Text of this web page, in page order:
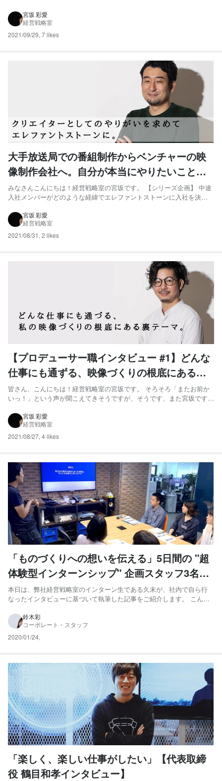
ーインタビュー #1】比嘉さんインタビューはこちら 今回は【プロデ
ューサーインタビュー #2】として、いつも元気ハツ...
宮坂 彩愛
経営戦略室
2021/09/29, 7 likes
大手放送局での番組制作からベンチャーの映
像制作会社へ。自分が本当にやりたいことが
できる環境を求めて。【ディレクター職】
みなさんこんにちは！経営戦略室の宮坂です。 【シリーズ企画】 中途
入社メンバーがどのような経緯でエレファントストーンに入社を決
一弾はこちら『経営戦略室・企画課／登 陽一朗さん』 今回は、『ディ
レクター 山口さん』です！日本放送協会NHKの番組を作る...
宮坂 彩愛
経営戦略室
2021/08/31 , 2 likes
【プロデューサー職インタビュー #1】どんな
仕事にも通ずる、映像づくりの根底にある裏
テーマ『インナーブランディング』とは。
皆さん、こんにちは！経営戦略室の宮坂です。 そろそろ「またお前か
いっ！」という声が聞こえてきそうですが、そうです、また宮坂です。
ついて意識している」という方はどのぐらいいるでしょうか？ 私たち
の”映像制作”という仕事は、お客様が果たしたい目的に対...
宮坂 彩愛
経営戦略室
2021/08/27, 4 likes
「ものづくりへの想いを伝える」5日間の "超
体験型インターンシップ" 企画スタッフ3名に
インタビュー！
本日は、弊社経営戦略室のインターン生である久末が、社内で自ら行
なったインタビューに基づいて執筆した記事をご紹介します。 こんに
ストーンは今年9月に、創業以来初となる5日間の短期インターンシッ
プを実施しました。プログラムの内容は、学生5名と当社スタッ...
鈴木彩
コーポレート・スタッフ
2020/01/24,
「楽しく、楽しい仕事がしたい」【代表取締
役 鶴目和孝インタビュー】